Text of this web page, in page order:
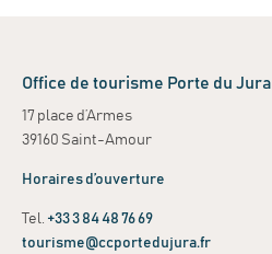
Office de tourisme Porte du Jura
17 place d’Armes
39160 Saint-Amour
Horaires d’ouverture
Tel. +33 3 84 48 76 69
tourisme@ccportedujura.fr